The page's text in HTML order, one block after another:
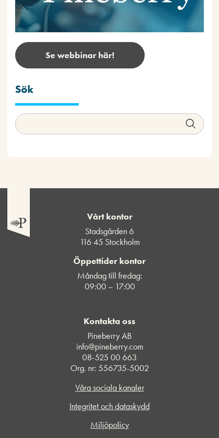
Se webbinar här!
Sök
Vårt kontor
Stadsgården 6
116 45 Stockholm
Öppettider kontor
Måndag till fredag:
09:00 – 17:00
Kontakta oss
Pineberry AB
info@pineberry.com
08-525 00 663
Org. nr: 556735-5002
Våra sociala kanaler
Integritet och dataskydd
Miljöpolicy